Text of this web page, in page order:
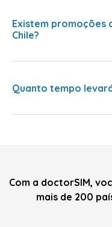
Existem promoções
Chile?
Quanto tempo
Com a doctorSIM,
mais de 200